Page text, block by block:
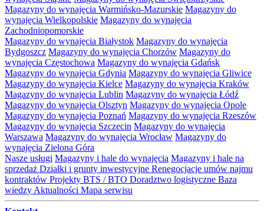
Magazyny do wynajęcia Warmińsko-Mazurskie Magazyny do
wynajęcia Wielkopolskie Magazyny do wynajęcia
Zachodniopomorskie
Magazyny do wynajęcia Białystok Magazyny do wynajęcia
Bydgoszcz Magazyny do wynajęcia Chorzów Magazyny do
wynajęcia Częstochowa Magazyny do wynajęcia Gdańsk
Magazyny do wynajęcia Gdynia Magazyny do wynajęcia Gliwice
Magazyny do wynajęcia Kielce Magazyny do wynajęcia Kraków
Magazyny do wynajęcia Lublin Magazyny do wynajęcia Łódź
Magazyny do wynajęcia Olsztyn Magazyny do wynajęcia Opole
Magazyny do wynajęcia Poznań Magazyny do wynajęcia Rzeszów
Magazyny do wynajęcia Szczecin Magazyny do wynajęcia
Warszawa Magazyny do wynajęcia Wrocław Magazyny do
wynajęcia Zielona Góra
Nasze usługi Magazyny i hale do wynajęcia Magazyny i hale na
sprzedaż Działki i grunty inwestycyjne Renegocjacje umów najmu
kontraktów Projekty BTS / BTO Doradztwo logistyczne Baza
wiedzyAktualności Mapa serwisu